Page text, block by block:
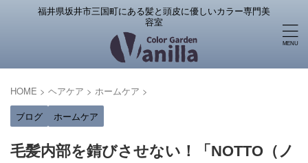
福井県坂井市三国町にある髪と頭皮に優しいカラー専門美
容室
HOME > ヘアケア > ホームケア >
ブログ
ホームケア
毛髪内部を錆びさせない！「NOTTO（ノ